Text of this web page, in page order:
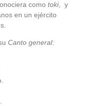
como toki, y
en un ejército
Canto general: